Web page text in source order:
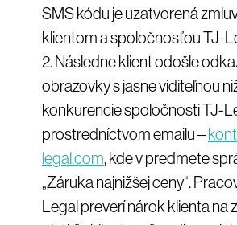
SMS kódu je uzatvorená
klientom a spoločnosťou TJ-
Následne klient odošle
obrazovky s jasne viditeľnou
konkurencie spoločnosti TJ-
prostredníctvom emailu –
legal.com, kde v predmete
„Záruka najnižšej ceny“.
Legal preverí nárok klienta na